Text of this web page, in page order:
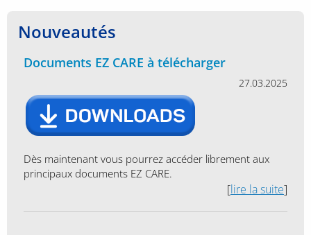
Nouveautés
Documents EZ CARE à télécharger
27.03.2025
Dès maintenant vous pourrez accéder librement aux
principaux documents EZ CARE.
[lire la suite]